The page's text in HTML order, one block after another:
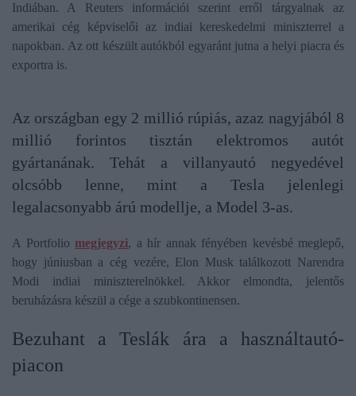
Indiában. A Reuters információi szerint erről tárgyalnak az
amerikai cég képviselői az indiai kereskedelmi miniszterrel a
napokban. Az ott készült autókból egyaránt jutna a helyi piacra és
exportra is.
Az országban egy 2 millió rúpiás, azaz nagyjából 8
millió forintos tisztán elektromos autót
gyártanának. Tehát a villanyautó negyedével
olcsóbb lenne, mint a Tesla jelenlegi
legalacsonyabb árú modellje, a Model 3-as.
A Portfolio megjegyzi, a hír annak fényében kevésbé meglepő,
hogy júniusban a cég vezére, Elon Musk találkozott Narendra
Modi indiai miniszterelnökkel. Akkor elmondta, jelentős
beruházásra készül a cége a szubkontinensen.
Bezuhant a Teslák ára a használtautó-
piacon